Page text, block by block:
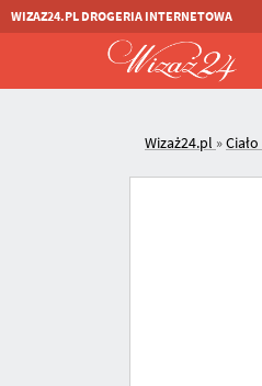
WIZAZ24.PL DROGERIA INTERNETOWA
Wizaż24.pl »Ciało